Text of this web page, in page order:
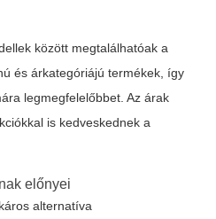
között megtalálhatóak a
és árkategóriájú termékek, így
legmegfelelőbbet. Az árak
is kedveskednek a
előnyei
alternatíva